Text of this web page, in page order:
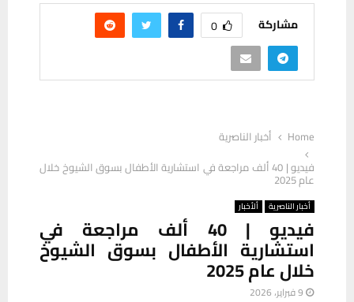
مشاركة 0
Home
أخبار الناصرية
فيديو | 40 ألف مراجعة في استشارية الأطفال بسوق الشيوخ خلال
عام 2025
أخبار الناصرية ألأخبار
فيديو | 40 ألف مراجعة في
استشارية الأطفال بسوق الشيوخ
خلال عام 2025
9 فبراير، 2026